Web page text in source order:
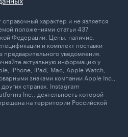
характер и не является
положениями статьи 437
Федерации. Цены, наличие,
и комплект поставки
предварительного уведомления.
актуальную информацию у
iPhone, iPad, Mac, Apple Watch,
знаками компании Apple Inc.,
странах. Instagram
Inc., деятельность которой
на территории Российской